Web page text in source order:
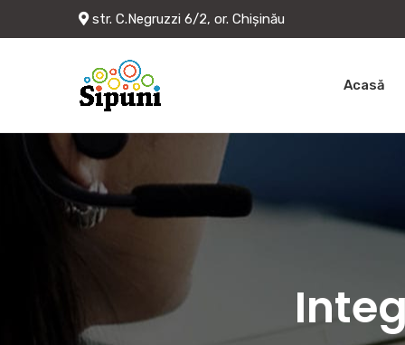
str. C.Negruzzi 6/2, or. Chișinău
Acasă